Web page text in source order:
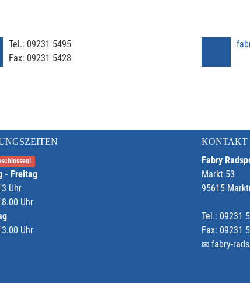
Tel.: 09231 5495
Fax: 09231 5428
- Freitag
Uhr
Uhr
Uhr
KONTAKT
Fabry
Markt 53
95615
Tel.: 09231
Fax: 09231
fabry-